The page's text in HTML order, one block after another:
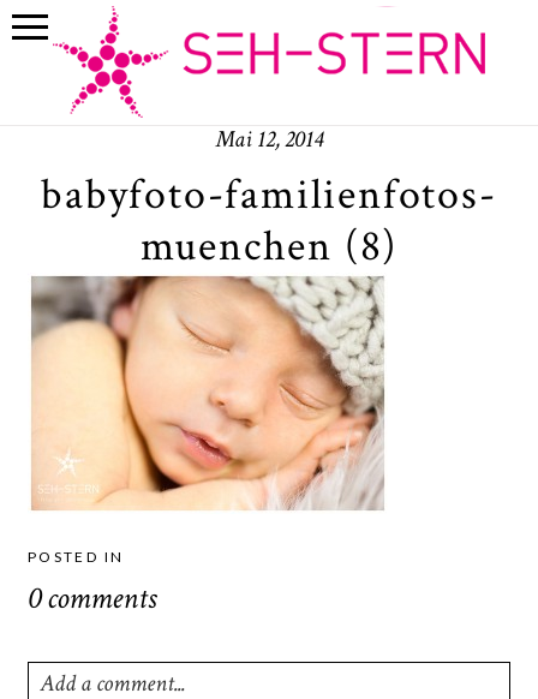
Mai 12, 2014
babyfoto-familienfotos-
muenchen (8)
POSTED IN
0 comments
Add a comment...